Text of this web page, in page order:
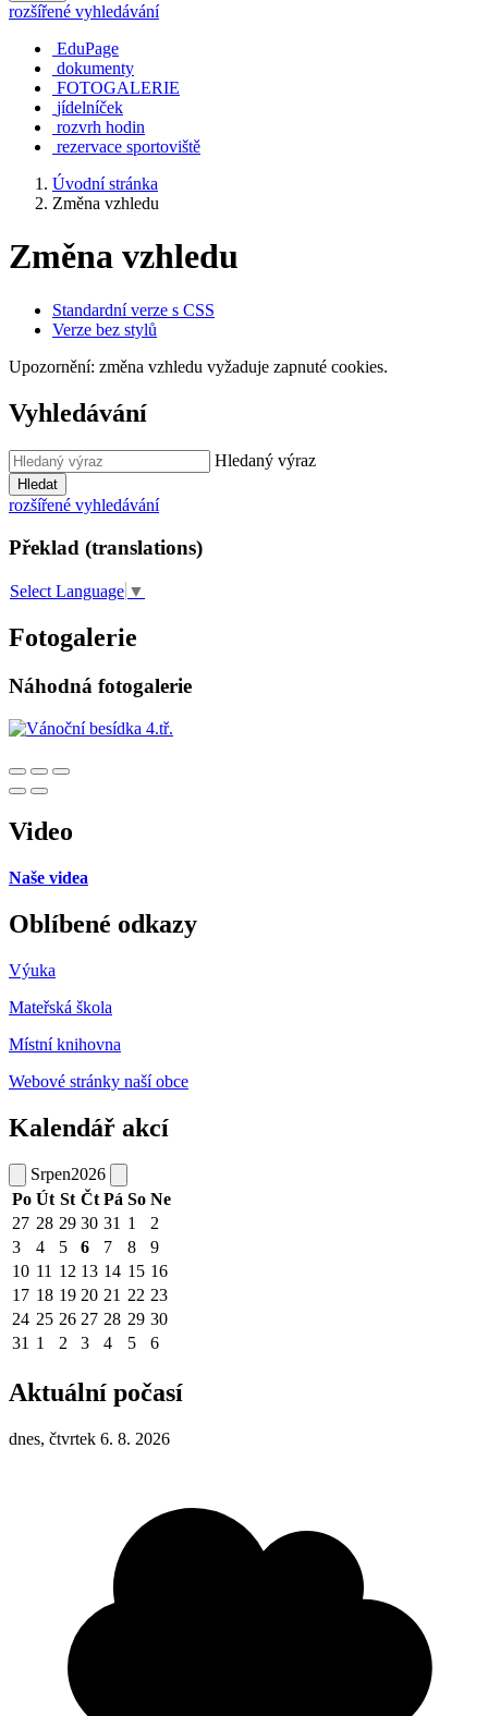
rozšířené vyhledávání
EduPage
dokumenty
FOTOGALERIE
jídelníček
rozvrh hodin
rezervace sportoviště
Úvodní stránka
Změna vzhledu
Změna vzhledu
Standardní verze s CSS
Verze bez stylů
Upozornění: změna vzhledu vyžaduje zapnuté cookies.
Vyhledávání
Hledaný výraz
Hledat
rozšířené vyhledávání
Překlad (translations)
Select Language ▼
Fotogalerie
Náhodná fotogalerie
Video
Naše videa
Oblíbené odkazy
Výuka
Mateřská škola
Místní knihovna
Webové stránky naší obce
Kalendář akcí
Srpen2026
Po Út St Čt Pá So Ne
27 28 29 30 31 1
2
3
4 5 6 7 8
9
10 11 12 13 14 15 16
17 18 19 20 21 22 23
24 25 26 27 28 29 30
31 1 2 3 4 5 6
Aktuální počasí
dnes, čtvrtek 6. 8. 2026